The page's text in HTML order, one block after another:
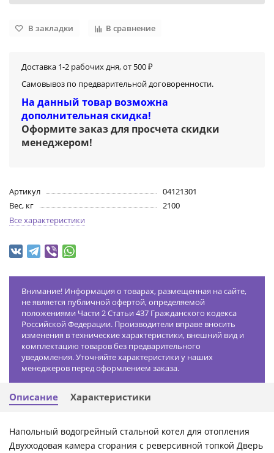
В закладки В сравнение
Доставка 1-2 рабочих дня, от 500 ₽
Самовывоз по предварительной договоренности.
На данный товар возможна
дополнительная скидка!
Оформите заказ для просчета скидки
менеджером!
Артикул
04121301
Вес, кг
2100
Все характеристики
Внимание! Информация о товарах, размещенная на сайте,
не является публичной офертой, определяемой
положениями Части 2 Статьи 437 Гражданского кодекса
Российской Федерации. Производители вправе вносить
изменения в технические характеристики, внешний вид и
комплектацию товаров без предварительного
уведомления. Уточняйте характеристики у наших
менеджеров перед оформлением заказа.
Описание Характеристики
Напольный водогрейный стальной котел для отопления
Двухходовая камера сгорания с реверсивной топкой Дверь